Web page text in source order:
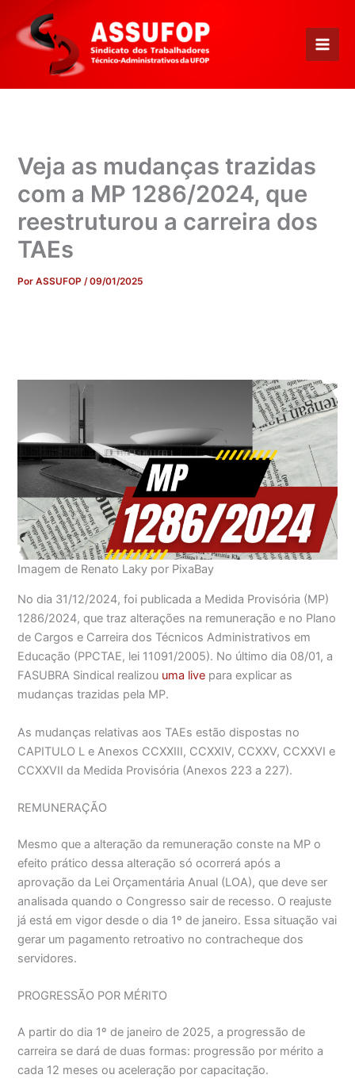
para
conteúdo
Veja as mudanças trazidas
com a MP 1286/2024, que
reestruturou a carreira dos
TAEs
PorASSUFOP/09/01/2025
Imagem de Renato Laky por PixaBay
No dia 31/12/2024, foi publicada a Medida Provisória (MP)
1286/2024, que traz alterações na remuneração e no Plano
de Cargos e Carreira dos Técnicos Administrativos em
Educação (PPCTAE, lei 11091/2005). No último dia 08/01, a
FASUBRA Sindical realizou uma live para explicar as
mudanças trazidas pela MP.
As mudanças relativas aos TAEs estão dispostas no
CAPITULO L e Anexos CCXXIII, CCXXIV, CCXXV, CCXXVI e
CCXXVII da Medida Provisória (Anexos 223 a 227).
REMUNERAÇÃO
Mesmo que a alteração da remuneração conste na MP o
efeito prático dessa alteração só ocorrerá após a
aprovação da Lei Orçamentária Anual (LOA), que deve ser
analisada quando o Congresso sair de recesso. O reajuste
já está em vigor desde o dia 1º de janeiro. Essa situação vai
gerar um pagamento retroativo no contracheque dos
servidores.
PROGRESSÃO POR MÉRITO
A partir do dia 1º de janeiro de 2025, a progressão de
carreira se dará de duas formas: progressão por mérito a
cada 12 meses ou aceleração por capacitação.